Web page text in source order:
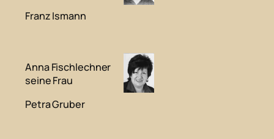
Franz Ismann
Anna Fischlechner
seine Frau
Petra Gruber